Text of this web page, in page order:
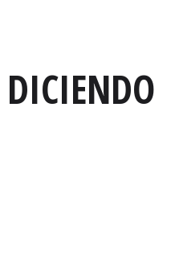
DICIENDO